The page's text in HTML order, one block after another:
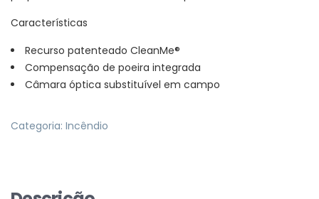
Características
Recurso patenteado CleanMe®
Compensação de poeira integrada
Câmara óptica substituível em campo
Categoria: Incêndio